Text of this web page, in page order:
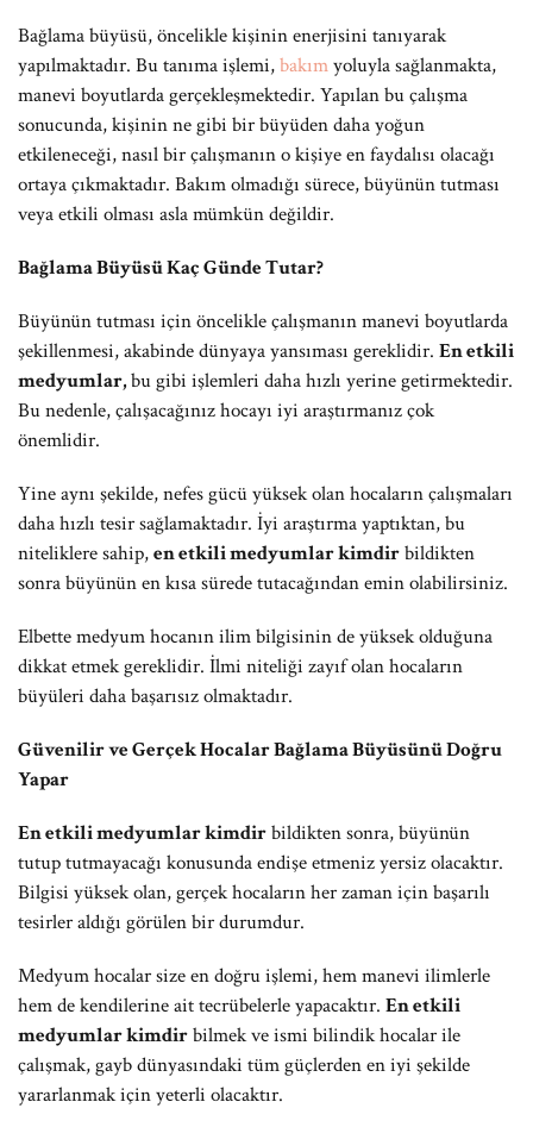
Bağlama büyüsü, öncelikle kişinin enerjisini tanıyarak
yapılmaktadır. Bu tanıma işlemi,bakımyoluyla sağlanmakta,
manevi boyutlarda gerçekleşmektedir. Yapılan bu çalışma
sonucunda, kişinin ne gibi bir büyüden daha yoğun
etkileneceği, nasıl bir çalışmanın o kişiye en faydalısı olacağı
ortaya çıkmaktadır. Bakım olmadığı sürece, büyünün tutması
veya etkili olması asla mümkün değildir.
Bağlama Büyüsü Kaç Günde Tutar?
Büyünün tutması için öncelikle çalışmanın manevi boyutlarda
şekillenmesi, akabinde dünyaya yansıması gereklidir. En etkili
medyumlar,bu gibi işlemleri daha hızlı yerine getirmektedir.
Bu nedenle, çalışacağınız hocayı iyi araştırmanız çok
önemlidir.
Yine aynı şekilde, nefes gücü yüksek olan hocaların çalışmaları
daha hızlı tesir sağlamaktadır. İyi araştırma yaptıktan, bu
niteliklere sahip,en etkili medyumlar kimdirbildikten
sonra büyünün en kısa sürede tutacağından emin olabilirsiniz.
Elbette medyum hocanın ilim bilgisinin de yüksek olduğuna
dikkat etmek gereklidir. İlmi niteliği zayıf olan hocaların
büyüleri daha başarısız olmaktadır.
Güvenilir ve Gerçek Hocalar Bağlama Büyüsünü Doğru
Yapar
En etkili medyumlar kimdirbildikten sonra, büyünün
tutup tutmayacağı konusunda endişe etmeniz yersiz olacaktır.
Bilgisi yüksek olan, gerçek hocaların her zaman için başarılı
tesirler aldığı görülen bir durumdur.
Medyum hocalar size en doğru işlemi, hem manevi ilimlerle
hem de kendilerine ait tecrübelerle yapacaktır. En etkili
medyumlar kimdirbilmek ve ismi bilindik hocalar ile
çalışmak, gayb dünyasındaki tüm güçlerden en iyi şekilde
yararlanmak için yeterli olacaktır.